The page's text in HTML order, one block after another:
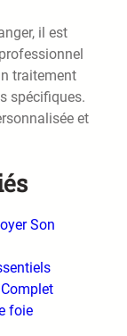
il est
traitement
spécifiques.
et
Son
foie